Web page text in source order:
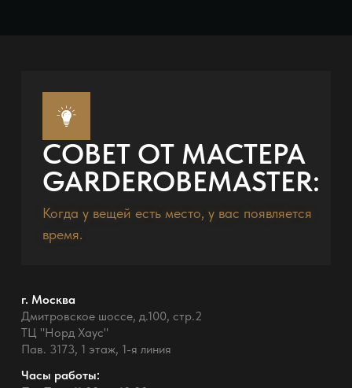
СОВЕТ ОТ МАСТЕРА
GARDEROBEMASTER:
Когда у вещей есть место, у вас появляется
время.
г. Москва
Дмитровское шоссе, д.100, стр.2
ТЦ "Норд Хаус"
Пав. 3173, 1 этаж, 1-я линия
Часы работы: